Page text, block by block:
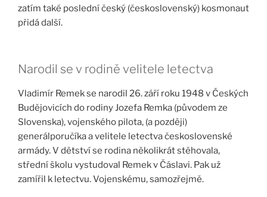
zatím také poslední český (československý) kosmonaut
přidá další.
Narodil se v rodině velitele letectva
Vladimír Remek se narodil 26. září roku 1948 v Českých
Budějovicích do rodiny Jozefa Remka (původem ze
Slovenska), vojenského pilota, (a později)
generálporučíka a velitele letectva československé
armády. V dětství se rodina několikrát stěhovala,
střední školu vystudoval Remek v Čáslavi. Pak už
zamířil k letectvu. Vojenskému, samozřejmě.